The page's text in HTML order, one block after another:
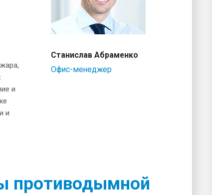
и
и
Станислав Абраменко
Офис-менеджер
противодымной